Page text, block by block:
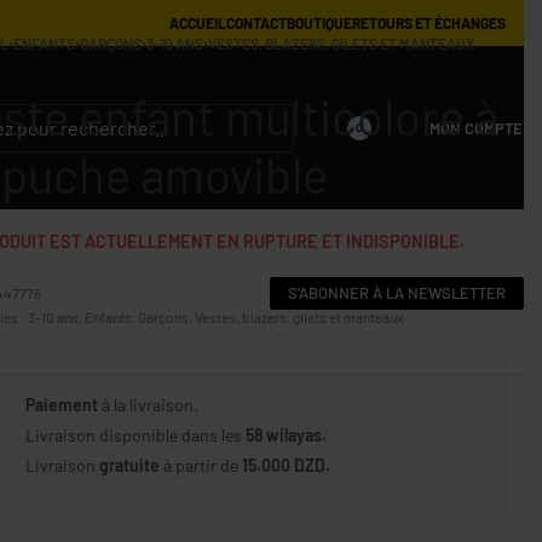
ACCUEILCONTACTBOUTIQUERETOURS ET ÉCHANGES
0 MON COMPTE
S'ABONNER À LA NEWSLETTER
›ENFANTS›GARÇONS›3-10 ANS›VESTES, BLAZERS, GILETS ET MANTEAUX
enfant multicolore à
EST ACTUELLEMENT EN RUPTURE ET INDISPONIBLE.
: 3-10 ans Enfants Garçons Vestes, blazers, gilets et manteaux
Paiement à la livraison.
Livraison disponible dans les 58 wilayas.
Livraison gratuite à partir de 15.000 DZD.